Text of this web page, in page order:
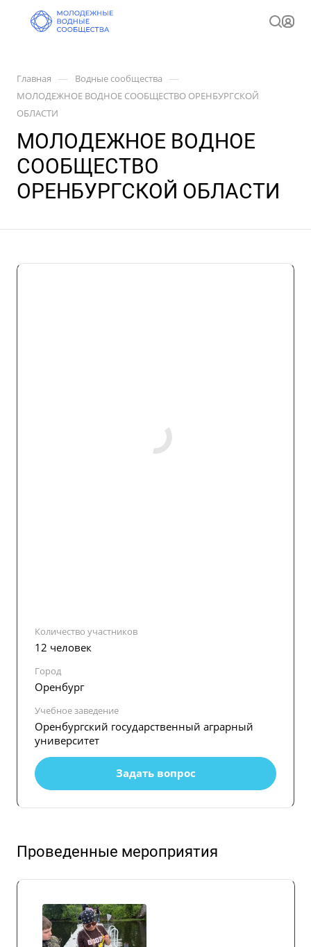
Главная — Водные сообщества —
МОЛОДЕЖНОЕ ВОДНОЕ СООБЩЕСТВО ОРЕНБУРГСКОЙ
ОБЛАСТИ
МОЛОДЕЖНОЕ ВОДНОЕ
СООБЩЕСТВО
ОРЕНБУРГСКОЙ ОБЛАСТИ
Количество участников
12 человек
Город
Оренбург
Учебное заведение
Оренбургский государственный аграрный
университет
Задать вопрос
Проведенные мероприятия